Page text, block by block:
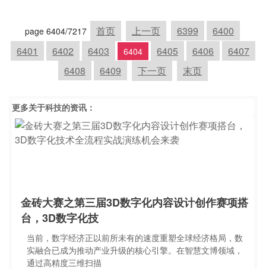
page 6404/7217 首页 上一页 6399
6400
6401
6402 6403 6404 6405 6406
6407
6408
6409 下一页 末页
更多关于科技的资讯：
金砖大赛之第三届3D数字化内容设计创作赛项搭
台，3D数字化技
当前，数字经济正以前所未有的速度重塑全球经济格局，数
实融合已成为推动产业升级的核心引擎。在智慧文博领域，
通过高精度三维扫描